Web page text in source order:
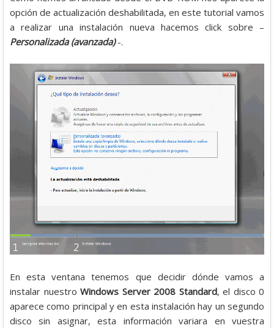
opción de actualización deshabilitada, en este tutorial vamos
a realizar una instalación nueva hacemos click sobre –
Personalizada (avanzada)-.
En esta ventana tenemos que decidir dónde vamos a
instalar nuestro Windows Server 2008 Standard, el disco 0
aparece como principal y en esta instalación hay un segundo
disco sin asignar, esta información variara en vuestra